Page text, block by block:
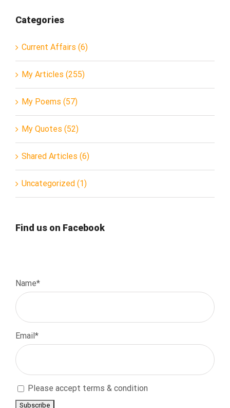
Categories
Current Affairs (6)
My Articles (255)
My Poems (57)
My Quotes (52)
Shared Articles (6)
Uncategorized (1)
Find us on Facebook
Name*
Email*
Please accept terms & condition